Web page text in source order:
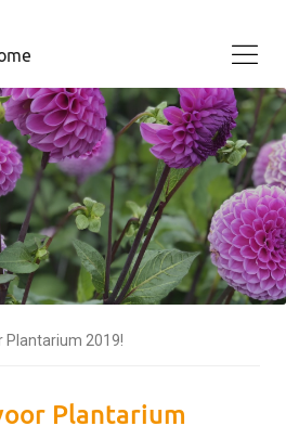
Plantarium 2019!
Plantarium